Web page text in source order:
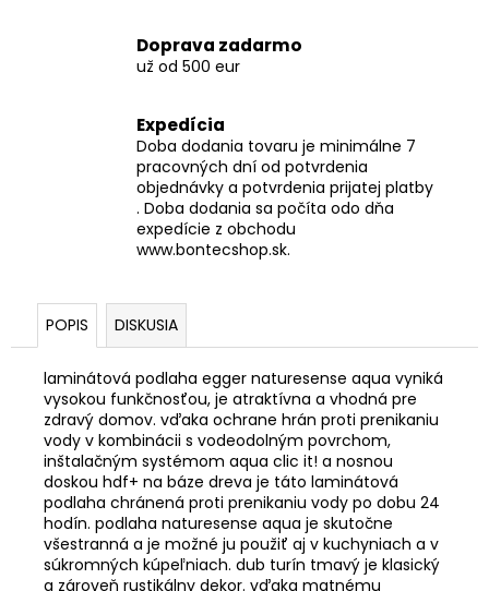
Doprava zadarmo
už od 500 eur
Expedícia
Doba dodania tovaru je minimálne 7
pracovných dní od potvrdenia
objednávky a potvrdenia prijatej platby
. Doba dodania sa počíta odo dňa
expedície z obchodu
www.bontecshop.sk.
POPIS DISKUSIA
laminátová podlaha egger naturesense aqua vyniká
vysokou funkčnosťou, je atraktívna a vhodná pre
zdravý domov. vďaka ochrane hrán proti prenikaniu
vody v kombinácii s vodeodolným povrchom,
inštalačným systémom aqua clic it! a nosnou
doskou hdf+ na báze dreva je táto laminátová
podlaha chránená proti prenikaniu vody po dobu 24
hodín. podlaha naturesense aqua je skutočne
všestranná a je možné ju použiť aj v kuchyniach a v
súkromných kúpeľniach. dub turín tmavý je klasický
a zároveň rustikálny dekor. vďaka matnému